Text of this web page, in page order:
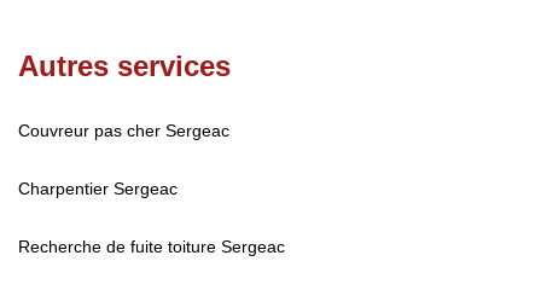
Autres services
Couvreur pas cher Sergeac
Charpentier Sergeac
Recherche de fuite toiture Sergeac